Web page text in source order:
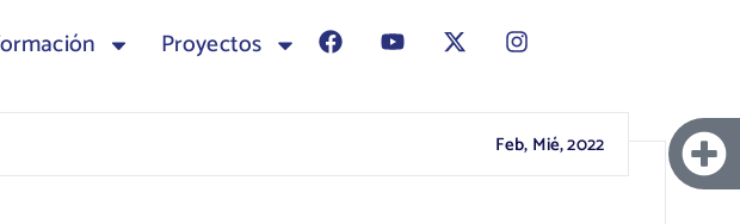
Proyectos
Feb, Mié, 2022